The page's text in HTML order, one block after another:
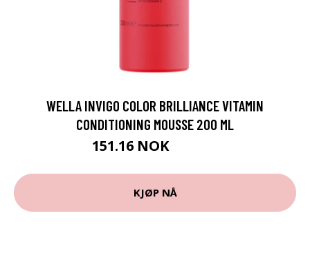
WELLA INVIGO COLOR BRILLIANCE VITAMIN
CONDITIONING MOUSSE 200 ML
151.16 NOK
KJØP NÅ